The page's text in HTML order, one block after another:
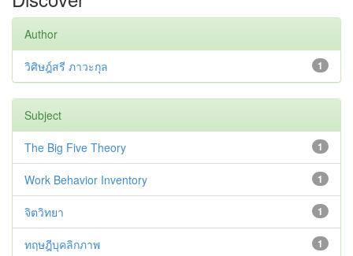
Author
1
วิศิษฎ์สรี ภาวะกุล
Subject
1
The Big Five Theory
1
Work Behavior Inventory
1
จิตวิทยา
1
ทฤษฎีบุคลิกภาพ